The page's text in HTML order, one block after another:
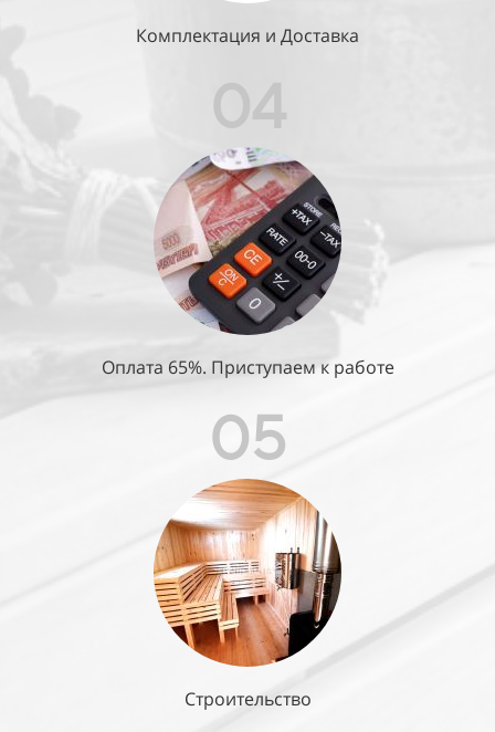
Комплектация и Доставка
04
Оплата 65%. Приступаем к работе
05
Строительство